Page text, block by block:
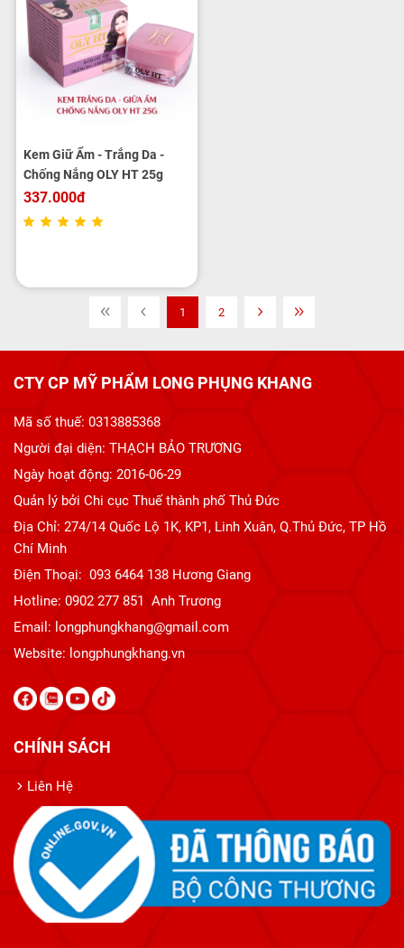
Kem Giữ Ẩm - Trắng Da -
Chống Nắng OLY HT 25g
337.000đ
1 2
CTY CP MỸ PHẨM LONG PHỤNG KHANG
Mã số thuế: 0313885368
Người đại diện: THẠCH BẢO TRƯƠNG
Ngày hoạt động: 2016-06-29
Quản lý bởi Chi cục Thuế thành phố Thủ Đức
Địa Chỉ: 274/14 Quốc Lộ 1K, KP1, Linh Xuân, Q.Thủ Đức, TP Hồ
Chí Minh
Điện Thoại: 093 6464 138 Hương Giang
Hotline: 0902 277 851 Anh Trương
Email: longphungkhang@gmail.com
Website: longphungkhang.vn
CHÍNH SÁCH
Liên Hệ